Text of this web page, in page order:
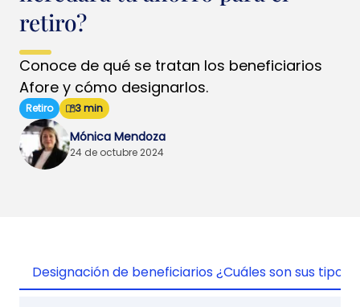
retiro?
Conoce de qué se tratan los beneficiarios
Afore y cómo designarlos.
Retiro 3 min
Mónica Mendoza
24 de octubre 2024
Designación de beneficiarios ¿Cuáles son sus tipos?